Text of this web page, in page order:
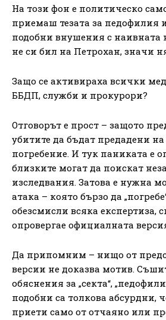
На този фон е политическо
приемаш тезата за педофилия
подобни внушения с наивната
не си бил на Петрохан, значи
Защо се активираха всички
ББДП, служби и прокурори?
Отговорът е прост – защото
убитите да бъдат предадени
погребение. И тук паниката е
близките могат да поискат
изследвания. Затова е нужна
атака – която бързо да
обезсмисли всяка експертиза,
опровергае официалната
Да припомним – нищо от
версии не доказва мотив.
обяснения за „секта“,
подобни са толкова абсурдни,
приети само от отчаяно или